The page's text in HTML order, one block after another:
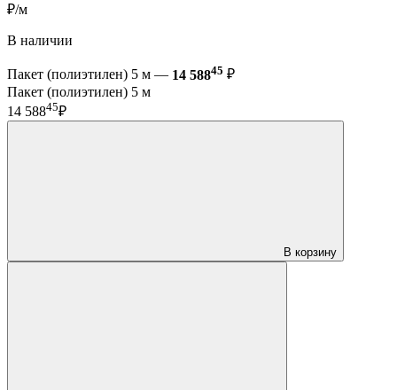
₽/м
В наличии
Пакет (полиэтилен) 5 м — 14 58845 ₽
Пакет (полиэтилен) 5 м
14 58845₽
В корзину